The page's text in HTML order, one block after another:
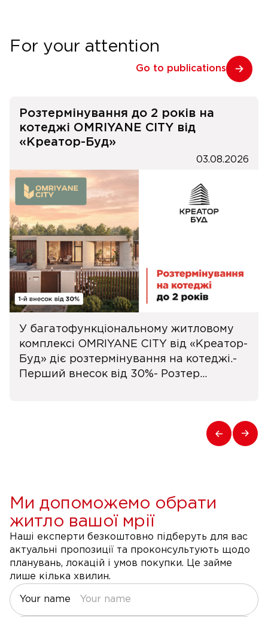
For your attention
Go to publications
Розтермінування до 2 років на
котеджі OMRIYANE CITY від
«Креатор-Буд»
03.08.2026
У багатофункціональному житловому
комплексі OMRIYANE CITY від «Креатор-
Буд» діє розтермінування на котеджі.-
Перший внесок від 30%- Розтер...
Ми допоможемо обрати
житло вашої мрії
Наші експерти безкоштовно підберуть для вас
актуальні пропозиції та проконсультують щодо
планувань, локацій і умов покупки. Це займе
лише кілька хвилин.
Your name